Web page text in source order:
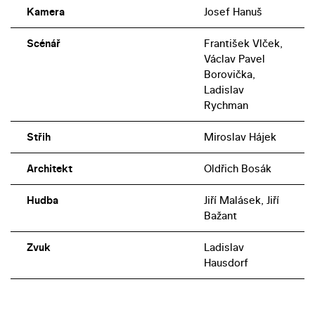
Kamera Josef Hanuš
Scénář
František Vlček,
Václav Pavel
Borovička,
Ladislav
Rychman
Střih Miroslav Hájek
Architekt Oldřich Bosák
Hudba
Jiří Malásek, Jiří
Bažant
Zvuk
Ladislav
Hausdorf